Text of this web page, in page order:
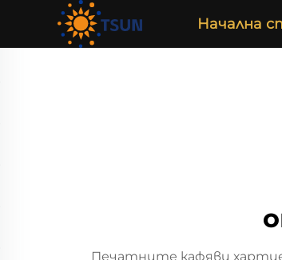
Начална
Печатните кафяви